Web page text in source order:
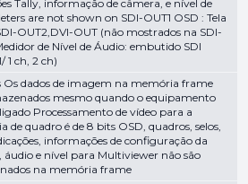
Tally, informação de câmera, e nível de
are not shown on SDI-OUT1 OSD : Tela
OUT2,DVI-OUT (não mostrados na SDI-
de Nível de Áudio: embutido SDI
1 ch, 2 ch)
Os dados de imagem na memória frame
mesmo quando o equipamento
Processamento de vídeo para a
de quadro é de 8 bits OSD, quadros, selos,
informações de configuração da
áudio e nível para Multiviewer não são
na memória frame